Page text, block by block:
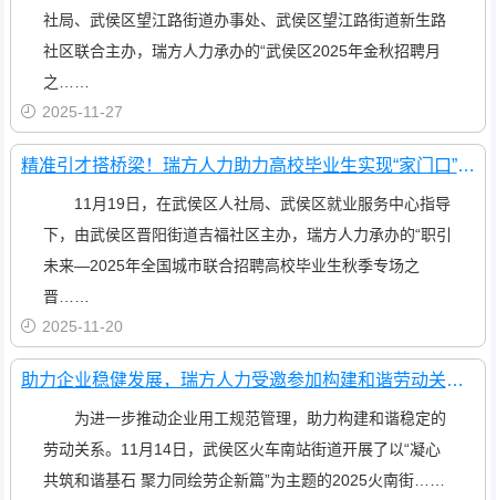
社局、武侯区望江路街道办事处、武侯区望江路街道新生路
社区联合主办，瑞方人力承办的“武侯区2025年金秋招聘月
之……
2025-11-27
精准引才搭桥梁！瑞方人力助力高校毕业生实现“家门口”就业
11月19日，在武侯区人社局、武侯区就业服务中心指导
下，由武侯区晋阳街道吉福社区主办，瑞方人力承办的“职引
未来—2025年全国城市联合招聘高校毕业生秋季专场之
晋……
2025-11-20
助力企业稳健发展，瑞方人力受邀参加构建和谐劳动关系大讲堂活动
为进一步推动企业用工规范管理，助力构建和谐稳定的
劳动关系。11月14日，武侯区火车南站街道开展了以“凝心
共筑和谐基石 聚力同绘劳企新篇”为主题的2025火南街……